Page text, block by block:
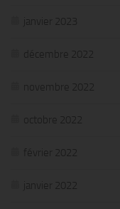
janvier 2023
décembre 2022
novembre 2022
octobre 2022
février 2022
janvier 2022